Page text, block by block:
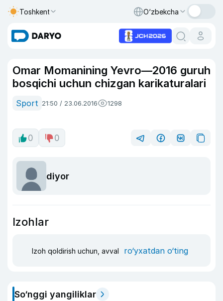
Toshkent O‘zbekcha
Omar Momanining Yevro—2016 guruh
bosqichi uchun chizgan karikaturalari
Sport 21:50 / 23.06.2016 1298
0 0
diyor
Izohlar
Izoh qoldirish uchun, avval ro‘yxatdan o‘ting
So‘nggi yangiliklar